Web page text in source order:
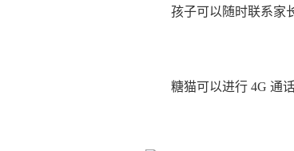
孩子可以随时联系家
糖猫可以进行 4G 通